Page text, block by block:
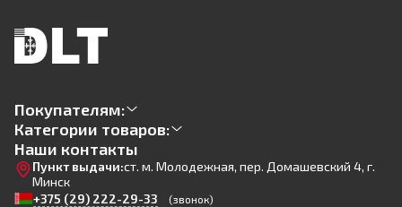
Покупателям:
Категории товаров:
Наши контакты
Пункт выдачи:ст. м. Молодежная, пер. Домашевский 4, г.
Минск
+375 (29) 222-29-33
(звонок)